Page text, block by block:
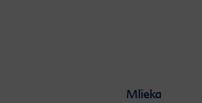
Mlieka